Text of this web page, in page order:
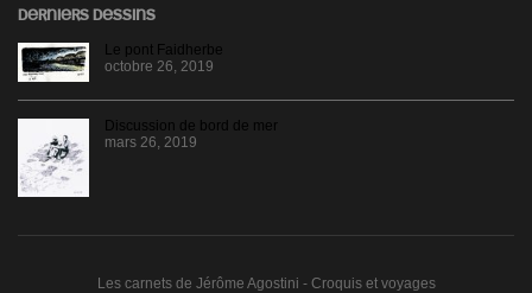
DERNIERS DESSINS
Le pont Faidherbe
octobre 26, 2019
Discussion de bord de mer
mars 26, 2019
Les carnets de Jérôme Agostini - Croquis et voyages